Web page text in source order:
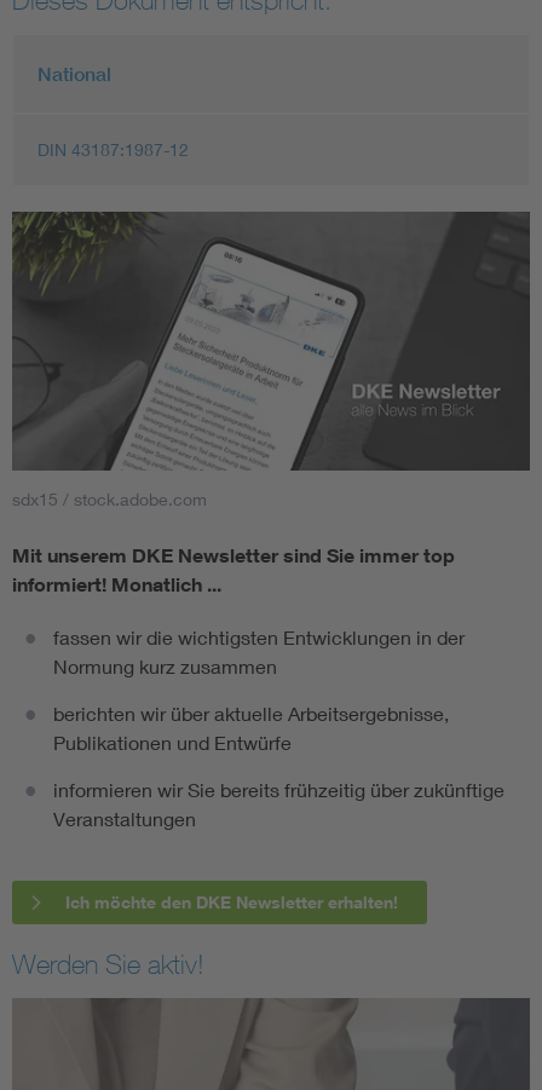
National
DIN 43187:1987-12
sdx15 / stock.adobe.com
Mit unserem DKE Newsletter sind Sie immer top
informiert! Monatlich ...
fassen wir die wichtigsten Entwicklungen in der
Normung kurz zusammen
berichten wir über aktuelle Arbeitsergebnisse,
Publikationen und Entwürfe
informieren wir Sie bereits frühzeitig über zukünftige
Veranstaltungen
Ich möchte den DKE Newsletter erhalten!
Werden Sie aktiv!